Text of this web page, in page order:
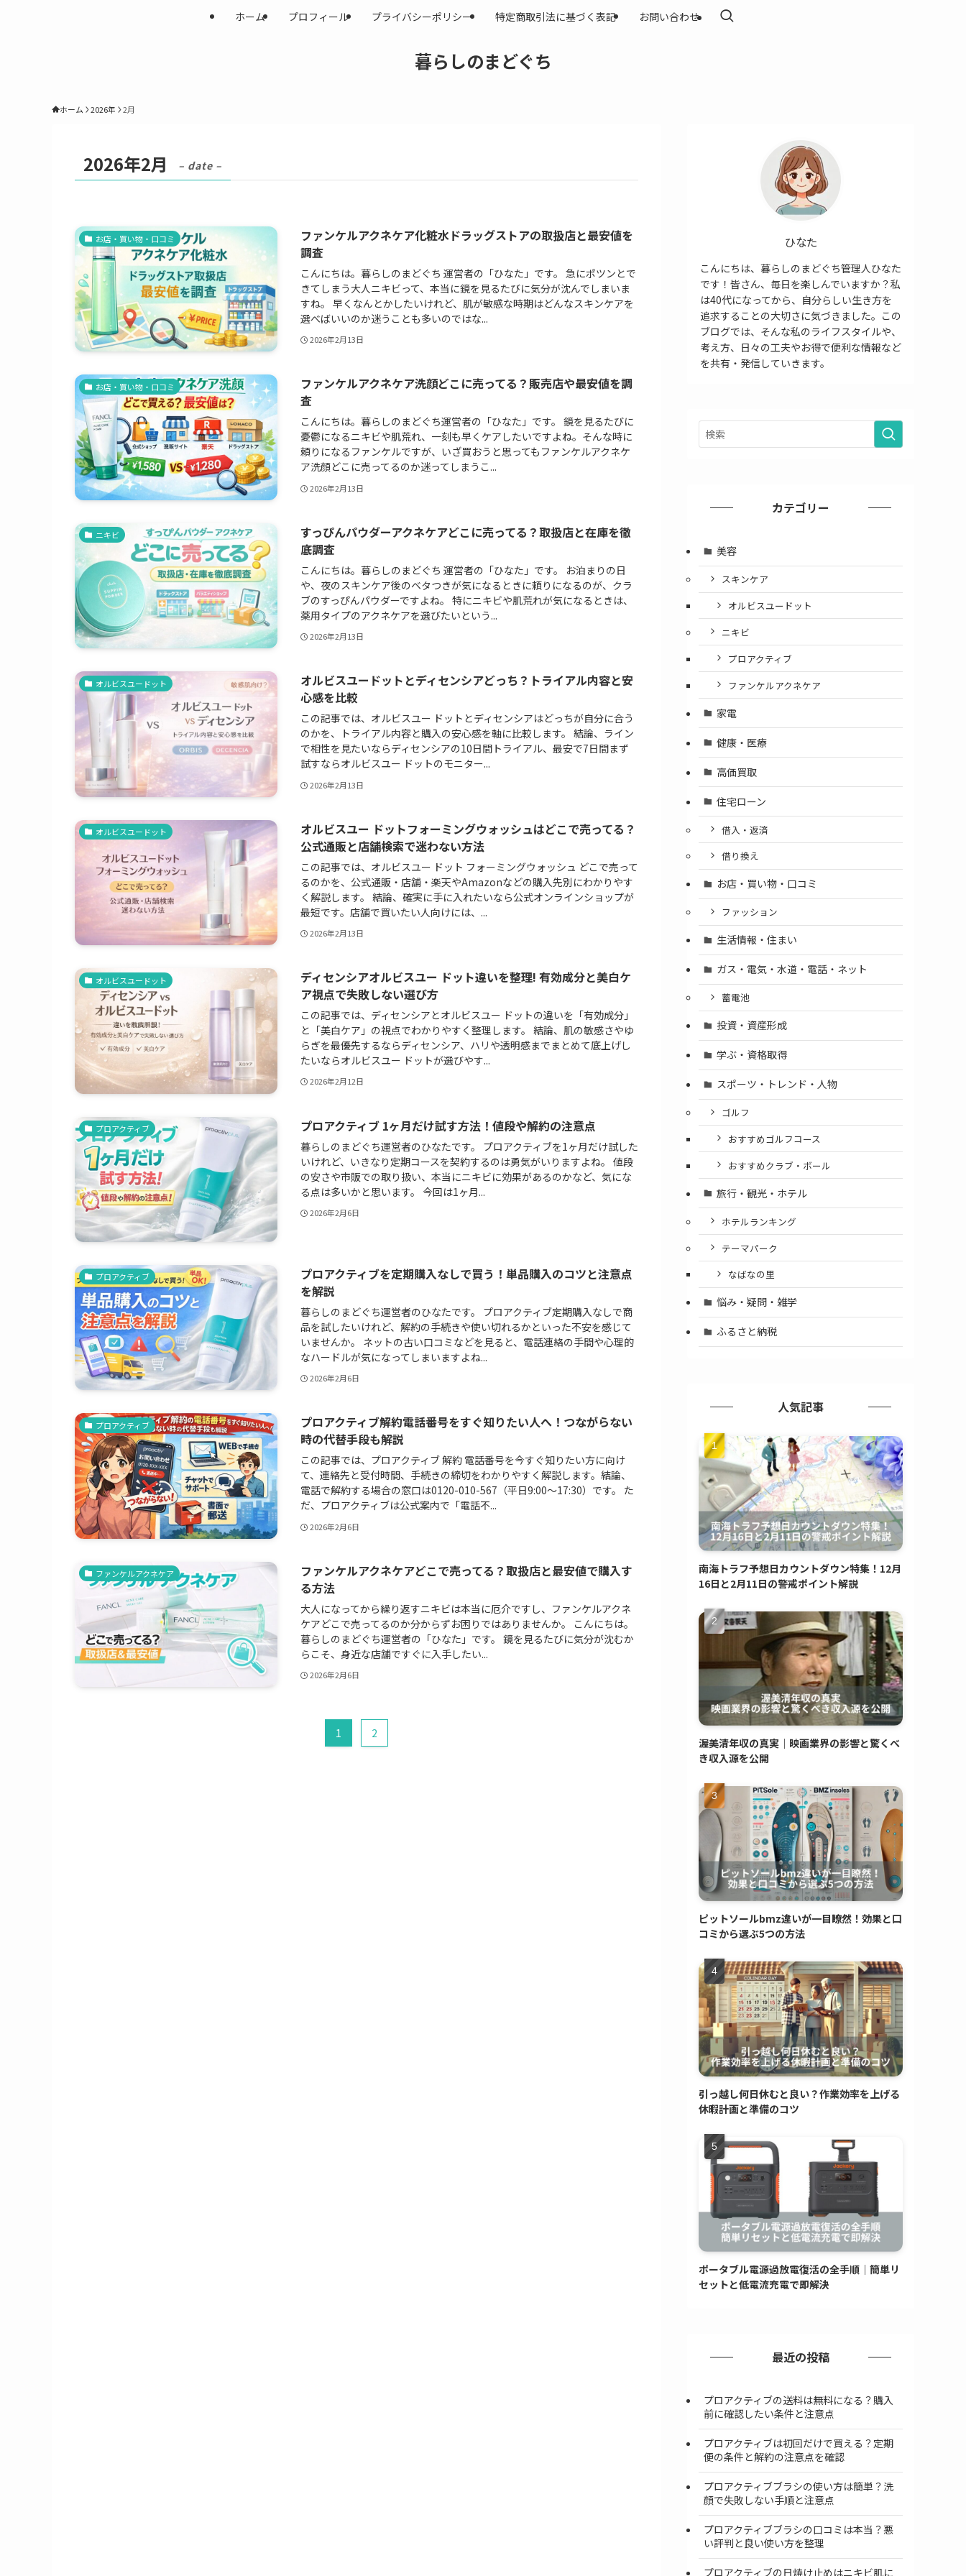
暮らしのまどぐち
ホーム プロフィール プライバシーポリシー 特定商取引法に基づく表記 お問い合わせ
ホーム 2026年 2月
2026年2月 – date –
お店・買い物・口コミ
ファンケルアクネケア化粧水ドラッグストアの取扱店と最安値を
調査
こんにちは。暮らしのまどぐち 運営者の「ひなた」です。 急にポツンとで
きてしまう大人ニキビって、本当に鏡を見るたびに気分が沈んでしまいま
すね。 早くなんとかしたいけれど、肌が敏感な時期はどんなスキンケアを
選べばいいのか迷うことも多いのではな...
2026年2月13日
お店・買い物・口コミ
ファンケルアクネケア洗顔どこに売ってる？販売店や最安値を調
査
こんにちは。暮らしのまどぐち運営者の「ひなた」です。 鏡を見るたびに
憂鬱になるニキビや肌荒れ、一刻も早くケアしたいですよね。そんな時に
頼りになるファンケルですが、いざ買おうと思ってもファンケルアクネケ
ア洗顔どこに売ってるのか迷ってしまうこ...
2026年2月13日
ニキビ
すっぴんパウダーアクネケアどこに売ってる？取扱店と在庫を徹
底調査
こんにちは。暮らしのまどぐち 運営者の「ひなた」です。 お泊まりの日
や、夜のスキンケア後のベタつきが気になるときに頼りになるのが、クラ
ブのすっぴんパウダーですよね。 特にニキビや肌荒れが気になるときは、
薬用タイプのアクネケアを選びたいという...
2026年2月13日
オルビスユードット
オルビスユードットとディセンシアどっち？トライアル内容と安
心感を比較
この記事では、オルビスユー ドットとディセンシアはどっちが自分に合う
のかを、トライアル内容と購入の安心感を軸に比較します。 結論、ライン
で相性を見たいならディセンシアの10日間トライアル、最安で7日間まず
試すならオルビスユー ドットのモニター...
2026年2月13日
オルビスユードット
オルビスユー ドットフォーミングウォッシュはどこで売ってる？
公式通販と店舗検索で迷わない方法
この記事では、オルビスユー ドット フォーミングウォッシュ どこで売って
るのかを、公式通販・店舗・楽天やAmazonなどの購入先別にわかりやす
く解説します。 結論、確実に手に入れたいなら公式オンラインショップが
最短です。店舗で買いたい人向けには、...
2026年2月13日
オルビスユードット
ディセンシアオルビスユー ドット違いを整理! 有効成分と美白ケ
ア視点で失敗しない選び方
この記事では、ディセンシアとオルビスユー ドットの違いを「有効成分」
と「美白ケア」の視点でわかりやすく整理します。 結論、肌の敏感さやゆ
らぎを最優先するならディセンシア、ハリや透明感までまとめて底上げし
たいならオルビスユー ドットが選びやす...
2026年2月12日
プロアクティブ プロアクティブ 1ヶ月だけ試す方法！値段や解約の注意点
暮らしのまどぐち運営者のひなたです。 プロアクティブを1ヶ月だけ試した
いけれど、いきなり定期コースを契約するのは勇気がいりますよね。 値段
の安さや市販での取り扱い、本当にニキビに効果があるのかなど、気にな
る点は多いかと思います。 今回は1ヶ月...
2026年2月6日
プロアクティブ
プロアクティブを定期購入なしで買う！単品購入のコツと注意点
を解説
暮らしのまどぐち運営者のひなたです。 プロアクティブ定期購入なしで商
品を試したいけれど、解約の手続きや使い切れるかといった不安を感じて
いませんか。 ネットの古い口コミなどを見ると、電話連絡の手間や心理的
なハードルが気になってしまいますよね...
2026年2月6日
プロアクティブ
プロアクティブ解約電話番号をすぐ知りたい人へ！つながらない
時の代替手段も解説
この記事では、プロアクティブ 解約 電話番号を今すぐ知りたい方に向け
て、連絡先と受付時間、手続きの締切をわかりやすく解説します。結論、
電話で解約する場合の窓口は0120-010-567（平日9:00〜17:30）です。 た
だ、プロアクティブは公式案内で「電話不...
2026年2月6日
ファンケルアクネケア
ファンケルアクネケアどこで売ってる？取扱店と最安値で購入す
る方法
大人になってから繰り返すニキビは本当に厄介ですし、ファンケルアクネ
ケアどこで売ってるのか分からずお困りではありませんか。 こんにちは。
暮らしのまどぐち運営者の「ひなた」です。 鏡を見るたびに気分が沈むか
らこそ、身近な店舗ですぐに入手したい...
2026年2月6日
1 2
ひなた
こんにちは、暮らしのまどぐち管理人ひなた
です！皆さん、毎日を楽しんでいますか？私
は40代になってから、自分らしい生き方を
追求することの大切さに気づきました。この
ブログでは、そんな私のライフスタイルや、
考え方、日々の工夫やお得で便利な情報など
を共有・発信していきます。
カテゴリー
美容
スキンケア
オルビスユードット
ニキビ
プロアクティブ
ファンケルアクネケア
家電
健康・医療
高価買取
住宅ローン
借入・返済
借り換え
お店・買い物・口コミ
ファッション
生活情報・住まい
ガス・電気・水道・電話・ネット
蓄電池
投資・資産形成
学ぶ・資格取得
スポーツ・トレンド・人物
ゴルフ
おすすめゴルフコース
おすすめクラブ・ボール
旅行・観光・ホテル
ホテルランキング
テーマパーク
なばなの里
悩み・疑問・雑学
ふるさと納税
人気記事
南海トラフ予想日カウントダウン特集！12月
16日と2月11日の警戒ポイント解説
渥美清年収の真実｜映画業界の影響と驚くべ
き収入源を公開
ピットソールbmz違いが一目瞭然！効果と口
コミから選ぶ5つの方法
引っ越し何日休むと良い？作業効率を上げる
休暇計画と準備のコツ
ポータブル電源過放電復活の全手順｜簡単リ
セットと低電流充電で即解決
最近の投稿
プロアクティブの送料は無料になる？購入
前に確認したい条件と注意点
プロアクティブは初回だけで買える？定期
便の条件と解約の注意点を確認
プロアクティブブラシの使い方は簡単？洗
顔で失敗しない手順と注意点
プロアクティブブラシの口コミは本当？悪
い評判と良い使い方を整理
プロアクティブの日焼け止めはニキビ肌に